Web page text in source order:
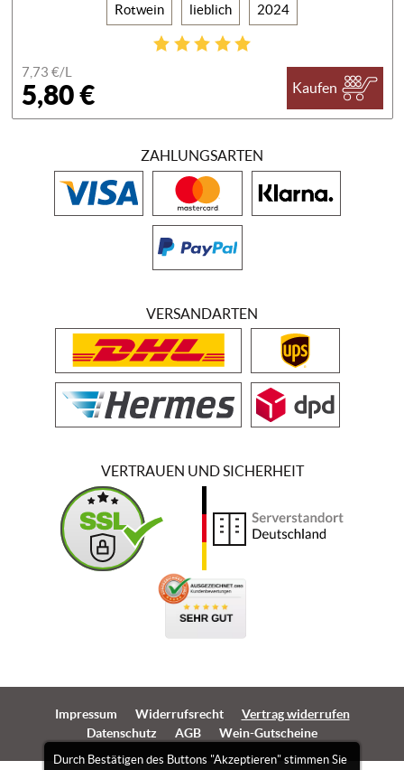
Rotwein lieblich 2024
7,73 €/L
5,80 € Kaufen
Durch Bestätigen des Buttons "Akzeptieren" stimmen Sie
ZAHLUNGSARTEN
VERSANDARTEN
VERTRAUEN UND SICHERHEIT
Impressum Widerrufsrecht
Vertrag widerrufen
Datenschutz
AGB Wein-Gutscheine